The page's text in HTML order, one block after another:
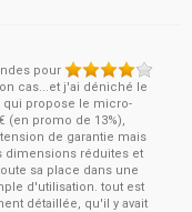
pour
cas...et j'ai déniché le
qui propose le micro-
(en promo de 13%),
de garantie mais
dimensions réduites et
sa place dans une
d'utilisation. tout est
détaillée, qu'il y avait